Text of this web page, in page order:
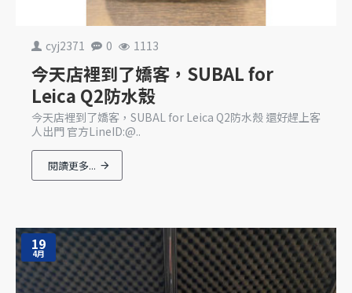
cyj2371 0 1113
今天店裡到了嬌客，SUBAL for
Leica Q2防水殼
今天店裡到了嬌客，SUBAL for Leica Q2防水殼 還好趕上客
人出門 官方LineID:@..
閱讀更多...
19
4月